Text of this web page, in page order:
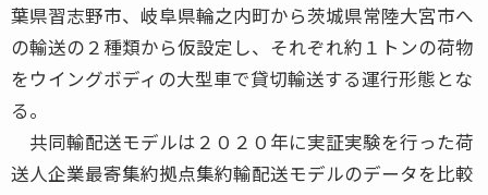
葉県習志野市、岐阜県輪之内町から茨城県常陸大宮市へ
の輸送の２種類から仮設定し、それぞれ約１トンの荷物
をウイングボディの大型車で貸切輸送する運行形態とな
る。
共同輸配送モデルは２０２０年に実証実験を行った荷
送人企業最寄集約拠点集約輸配送モデルのデータを比較